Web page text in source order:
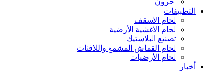
آحرون
التطبيقات
لحام الأسقف
لحام الأغشية الأرضية
تصنيع البلاستيك
لحام القماش المشمع واللافتات
لحام الأرضيات
أخبار